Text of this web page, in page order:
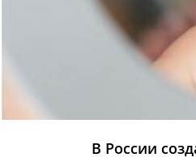
В России